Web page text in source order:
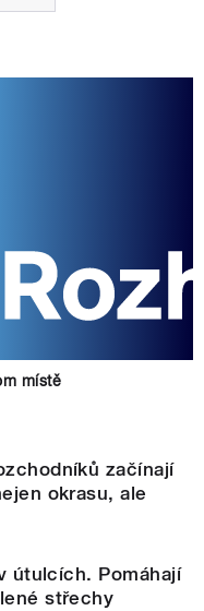
místě
začínají
okrasu, ale
útulcích. Pomáhají
střechy